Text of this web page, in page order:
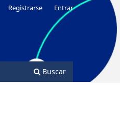
Buscar
Registrarse Entrar